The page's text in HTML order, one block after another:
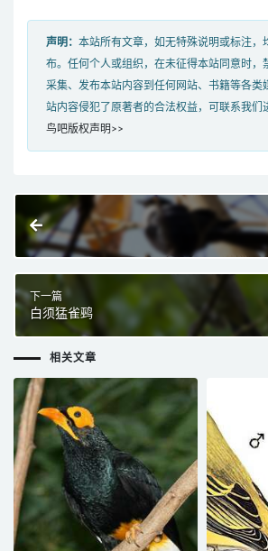
声明： 本站所有文章，如无特殊说明或标注，
布。任何个人或组织，在未征得本站同意时，
采集、发布本站内容到任何网站、书籍等各类
站内容侵犯了原著者的合法权益，可联系我们
鸟吧版权声明>>
下一篇
白须猛雀鹀
相关文章